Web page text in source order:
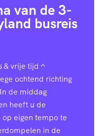
van de 3-
busreis
& vrije tijd
ochtend richting
de middag
heeft u de
eigen tempo te
in de